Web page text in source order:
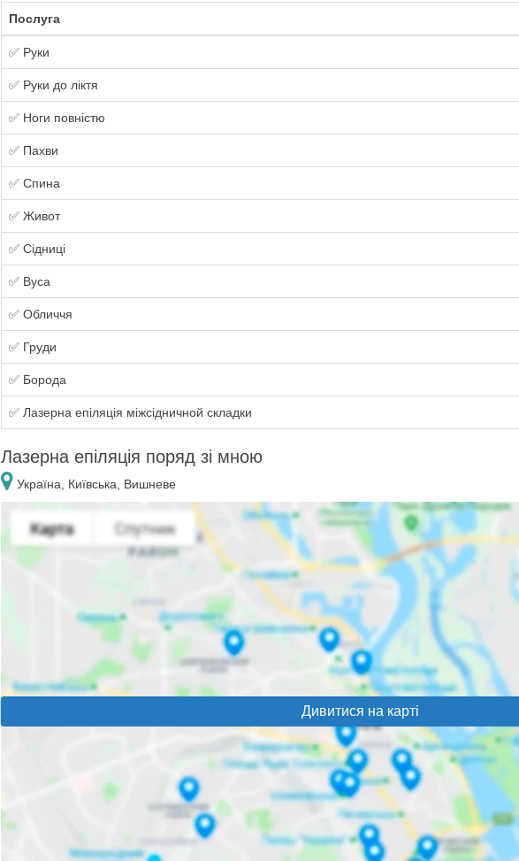
Послуга
✅ Руки
✅ Руки до ліктя
✅ Ноги повністю
✅ Пахви
✅ Спина
✅ Живот
✅ Сідниці
✅ Вуса
✅ Обличчя
✅ Груди
✅ Борода
✅ Лазерна епіляція міжсідничной складки
Лазерна епіляція поряд зі мною
Україна, Київська, Вишневе
Дивитися на карті